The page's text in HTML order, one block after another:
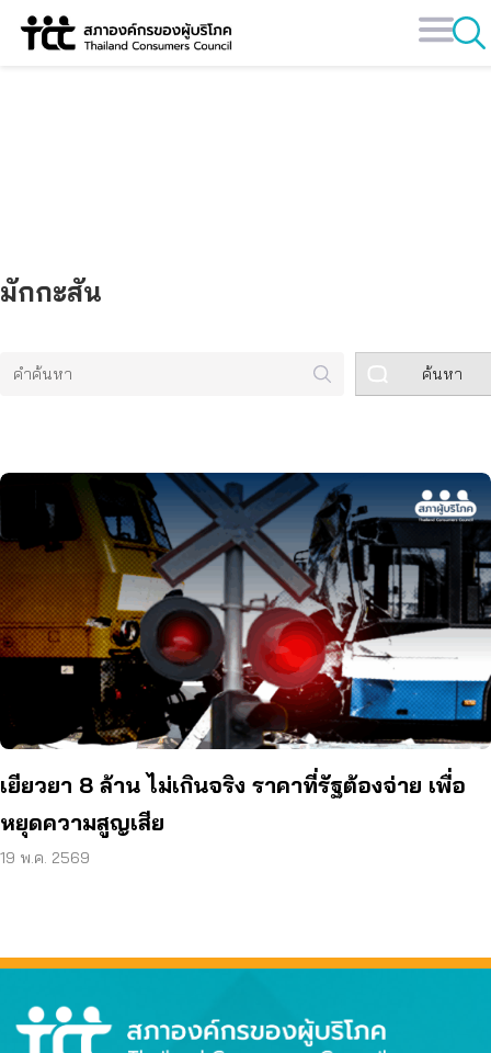
Skip
มักกะสัน
ค้นหา
เยียวยา 8 ล้าน ไม่เกินจริง ราคาที่รัฐต้องจ่าย เพื่อ
หยุดความสูญเสีย
19 พ.ค. 2569